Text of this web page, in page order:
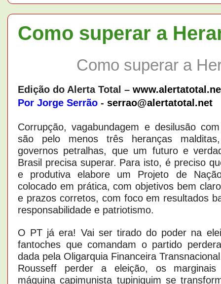
Como superar a
Como superar a
Edição do Alerta Total –
Por Jorge Serrão - serrao@alertatotal.net
Corrupção, vagabundagem e desilusão
são pelo menos três heranças
governos petralhas, que um futuro e
Brasil precisa superar. Para isto, é preciso
e produtiva elabore um Projeto de
colocado em prática, com objetivos bem
e prazos corretos, com foco em resultados
responsabilidade e patriotismo.
O PT já era! Vai ser tirado do poder na
fantoches que comandam o partido
dada pela Oligarquia Financeira
Rousseff perder a eleição, os
máquina capimunista tupiniquim se